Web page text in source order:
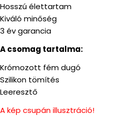
Hosszú élettartam
Kiváló minőség
3 év garancia
A csomag tartalma:
Krómozott fém dugó
Szilikon tömítés
Leeresztő
A kép csupán illusztráció!